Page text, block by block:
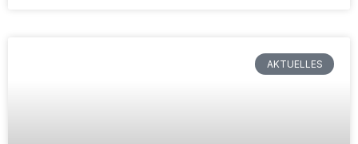
AKTUELLES